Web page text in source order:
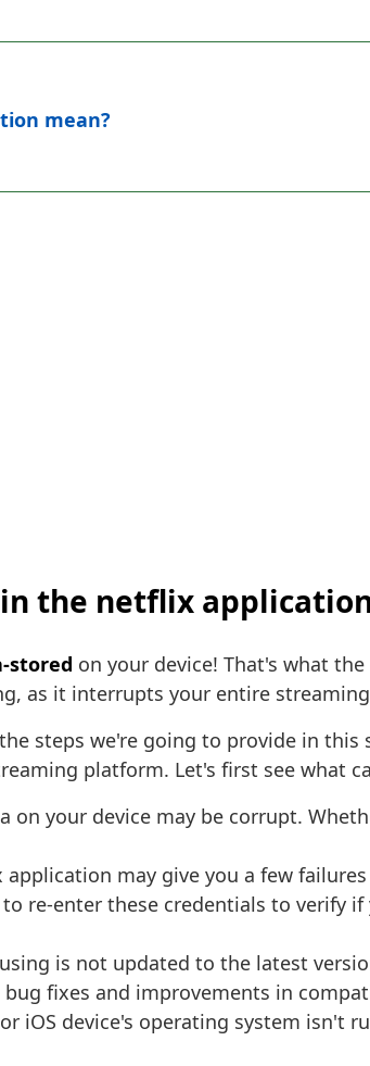
mean?
the netflix
stored on your device! That's what the
as it interrupts your entire
steps we're going to provide in
platform. Let's first see what
on your device may be corrupt.
application may give you a few
re-enter these credentials to verify
is not updated to the latest
fixes and improvements in
iOS device's operating system isn't